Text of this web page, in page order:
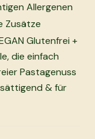
Allergenen
Zusätze
Glutenfrei +
die einfach
Pastagenuss
& für